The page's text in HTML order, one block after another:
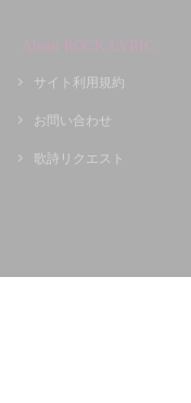
About ROCK LYRIC
サイト利用規約
お問い合わせ
歌詩リクエスト